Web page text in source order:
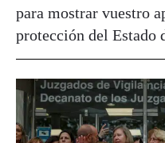
para mostrar vuestro
protección del Estado